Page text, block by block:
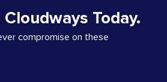
Today.
compromise on these